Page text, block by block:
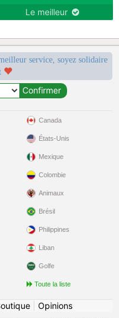
Le meilleur
service, soyez solidaire
Canada
États-Unis
Mexique
Colombie
Animaux
Brésil
Philippines
Liban
Golfe
Toute la liste
| Opinions